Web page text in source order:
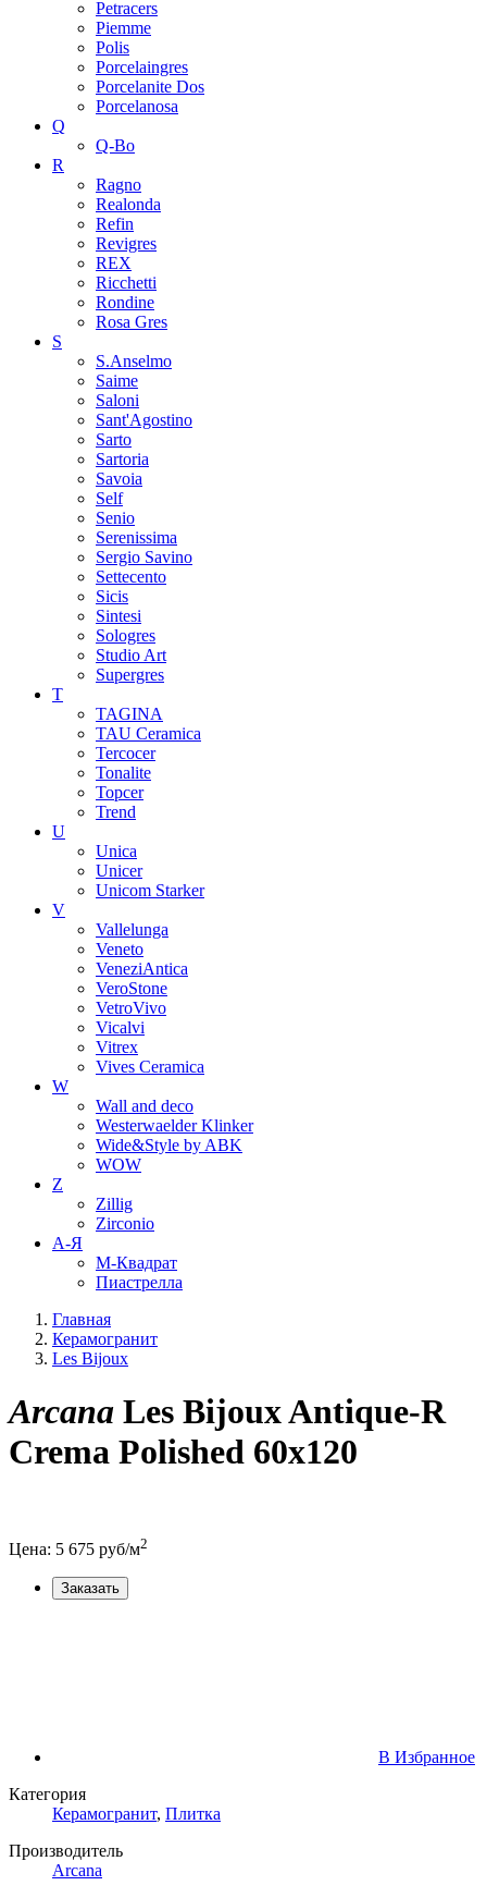
Petracers
Piemme
Polis
Porcelaingres
Porcelanite Dos
Porcelanosa
Q
Q-Bo
R
Ragno
Realonda
Refin
Revigres
REX
Ricchetti
Rondine
Rosa Gres
S
S.Anselmo
Saime
Saloni
Sant'Agostino
Sarto
Sartoria
Savoia
Self
Senio
Serenissima
Sergio Savino
Settecento
Sicis
Sintesi
Sologres
Studio Art
Supergres
T
TAGINA
TAU Ceramica
Tercocer
Tonalite
Topcer
Trend
U
Unica
Unicer
Unicom Starker
V
Vallelunga
Veneto
VeneziAntica
VeroStone
VetroVivo
Vicalvi
Vitrex
Vives Ceramica
W
Wall and deco
Westerwaelder Klinker
Wide&Style by ABK
WOW
Z
Zillig
Zirconio
А-Я
М-Квадрат
Пиастрелла
Главная
Керамогранит
Les Bijoux
Arcana Les Bijoux Antique-R
Crema Polished 60x120
Цена: 5 675 руб/м2
Заказать
В Избранное
Категория
Керамогранит, Плитка
Производитель
Arcana